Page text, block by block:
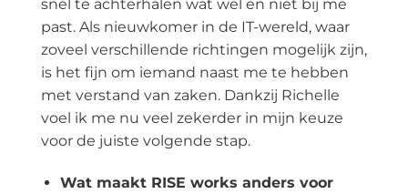
snel te achterhalen wat wel en niet bij me
past. Als nieuwkomer in de IT-wereld, waar
zoveel verschillende richtingen mogelijk zijn,
is het fijn om iemand naast me te hebben
met verstand van zaken. Dankzij Richelle
voel ik me nu veel zekerder in mijn keuze
voor de juiste volgende stap.
Wat maakt RISE works anders voor